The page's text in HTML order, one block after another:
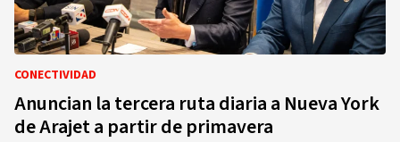
CONECTIVIDAD
Anuncian la tercera ruta diaria a Nueva York
de Arajet a partir de primavera